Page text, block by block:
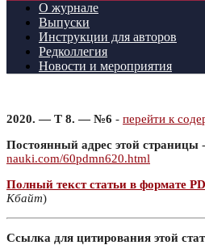
О журнале
Выпуски
Инструкции для авторов
Редколлегия
Новости и мероприятия
2020. — Т 8. — №6 - перейти к
Постоянный адрес этой страницы -
nauki.com/60pdmn620.html
Полный текст статьи в формате
Кбайт)
Ссылка для цитирования этой